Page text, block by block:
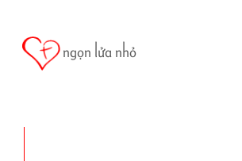
ngọn lửa nhỏ